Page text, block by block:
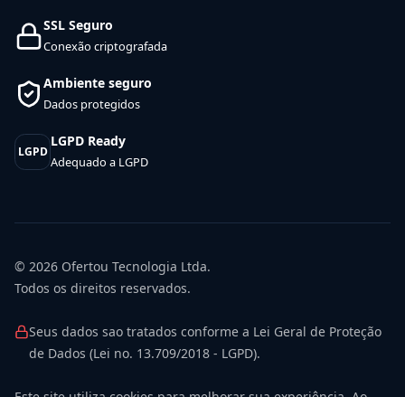
SSL Seguro
Conexão criptografada
Ambiente seguro
Dados protegidos
LGPD
LGPD Ready
Adequado a LGPD
© 2026 Ofertou Tecnologia Ltda.
Todos os direitos reservados.
Seus dados sao tratados conforme a Lei Geral de Proteção
de Dados (Lei no. 13.709/2018 - LGPD).